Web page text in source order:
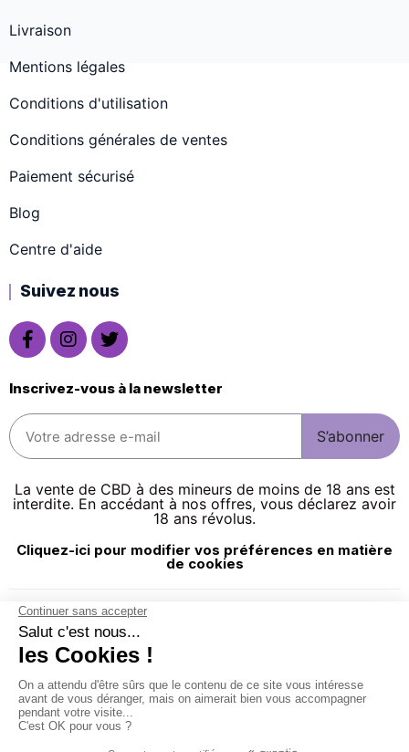
Livraison
Mentions légales
Conditions d'utilisation
Conditions générales de ventes
Paiement sécurisé
Blog
Centre d'aide
Suivez nous
Inscrivez-vous à la newsletter
S’abonner
La vente de CBD à des mineurs de moins de 18 ans est
interdite. En accédant à nos offres, vous déclarez avoir
18 ans révolus.
Cliquez-ici pour modifier vos préférences en matière
de cookies
© CBDPURPLE2026